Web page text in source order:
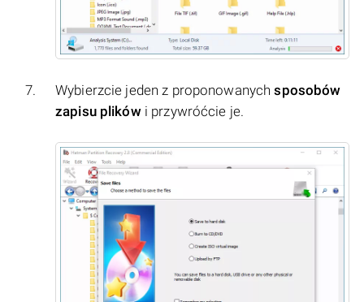
Wybierzcie jeden z proponowanychsposobów
zapisu plikówi przywróćcie je.